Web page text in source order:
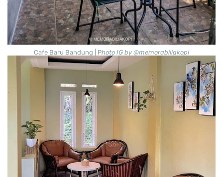
Cafe Baru Bandung | Photo IG by @memorabiliakopi